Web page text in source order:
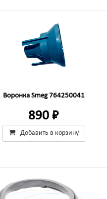
Воронка Smeg 764250041
890 ₽
Добавить в корзину